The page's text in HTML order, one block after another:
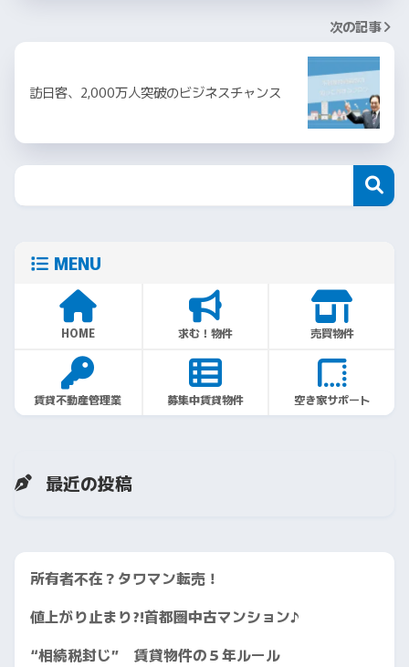
次の記事
訪日客、2,000万人突破のビジネスチャンス
MENU
HOME 求む！物件 売買物件
賃貸不動産管理業 募集中賃貸物件 空き家サポート
最近の投稿
所有者不在？タワマン転売！
値上がり止まり?!首都圏中古マンション♪
“相続税封じ” 賃貸物件の５年ルール